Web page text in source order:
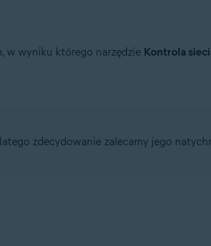
w wyniku którego narzędzie Kontrola sieci
zdecydowanie zalecamy jego